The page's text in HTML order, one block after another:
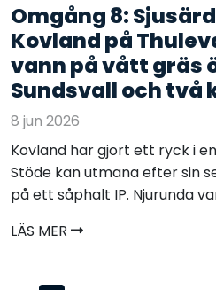
Omgång 8:
Kovland på
vann på vått gräs
Sundsvall och
8 jun 2026
Kovland har gjort ett ryck i
Stöde kan utmana efter sin
på ett såphalt IP. Njurunda
LÄS MER